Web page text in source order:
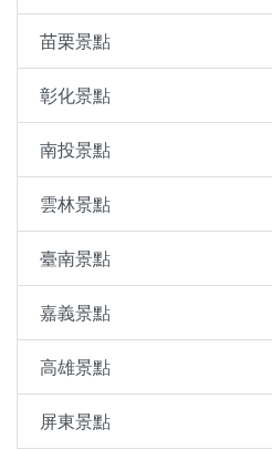
苗栗景點
彰化景點
南投景點
雲林景點
臺南景點
嘉義景點
高雄景點
屏東景點